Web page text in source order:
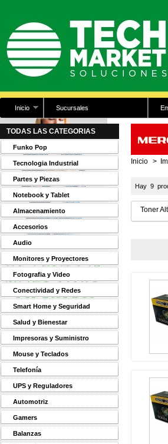
Inicio Sucursales
TODAS LAS CATEGORIAS
Funko Pop
Tecnologia Industrial
Partes y Piezas
Notebook y Tablet
Almacenamiento
Accesorios
Audio
Monitores y Proyectores
Fotografia y Video
Conectividad y Redes
Smart Home y Seguridad
Salud y Bienestar
Impresoras y Suministro
Mouse y Teclados
Telefonía
UPS y Reguladores
Automotriz
Gamers
Balanzas
Inicio >
Hay 9
Toner